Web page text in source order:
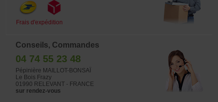
Frais d'expédition
Conseils, Commandes
04 74 55 23 48
Pépinière MAILLOT-BONSAÏ
Le Bois Frazy
01990 RELEVANT - FRANCE
sur rendez-vous